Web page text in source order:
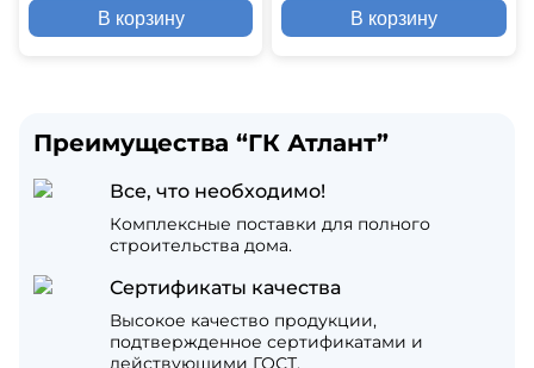
В корзину В корзину
Преимущества “ГК Атлант”
Все, что необходимо!
Комплексные поставки для полного
строительства дома.
Сертификаты качества
Высокое качество продукции,
подтвержденное сертификатами и
действующими ГОСТ.